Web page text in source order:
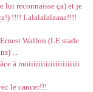
lui reconnaisse ça) et je
!!!! Lalalalalaaaa!!!!
Wallon (LE stade
...
grâce à moiiiiiiiiiiiiiiiiiiiii
le cancer!!!